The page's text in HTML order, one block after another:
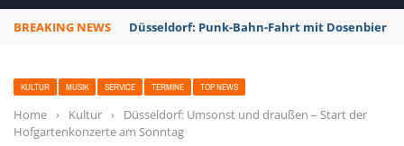
BREAKING NEWS Düsseldorf: Punk-Bahn-Fahrt mit Dosenbier
KULTUR MUSIK SERVICE TERMINE TOP NEWS
Home › Kultur ›
Düsseldorf: Umsonst und draußen – Start der
Hofgartenkonzerte am Sonntag